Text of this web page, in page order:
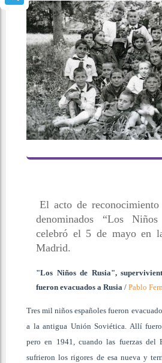
Telegram
El acto de reconocimiento
denominados “Los
celebró el 5 de mayo en
Madrid.
"Los Niños de Rusia",
fueron evacuados a Rusia / Pablo
Tres mil niños españoles fueron
a la antigua Unión Soviética. Allí
pero en 1941, cuando las fuerzas del
sufrieron los rigores de esa nueva y